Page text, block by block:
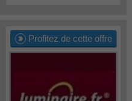
Profitez de cette offre